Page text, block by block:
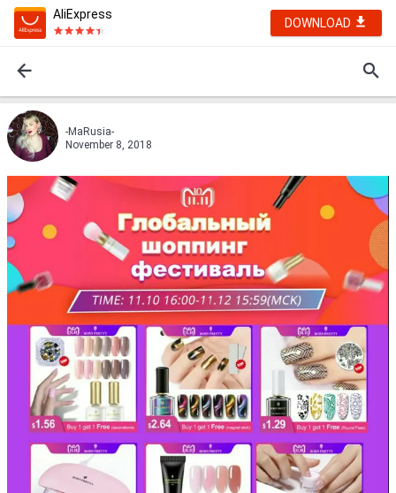
AliExpress
DOWNLOAD
-MaRusia-
November 8, 2018